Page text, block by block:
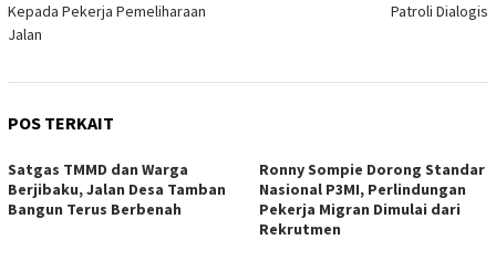
Kepada Pekerja Pemeliharaan
Jalan
Patroli Dialogis
POS TERKAIT
Satgas TMMD dan Warga
Berjibaku, Jalan Desa Tamban
Bangun Terus Berbenah
Ronny Sompie Dorong Standar
Nasional P3MI, Perlindungan
Pekerja Migran Dimulai dari
Rekrutmen